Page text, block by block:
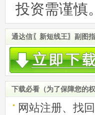
投资需谨慎。
通达信〖新短线王〗副图
下载必看（为了保障您的
网站注册、找